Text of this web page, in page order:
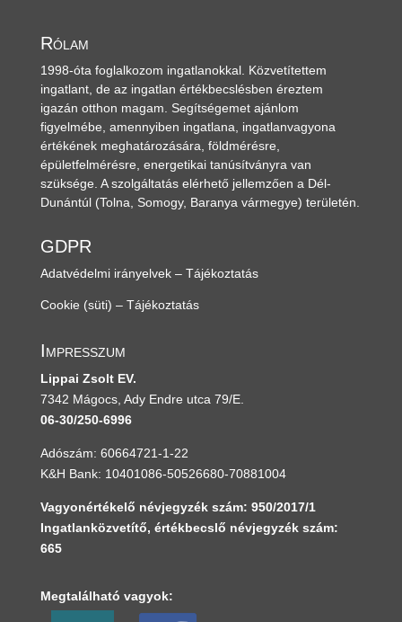
Rólam
1998-óta foglalkozom ingatlanokkal. Közvetítettem
ingatlant, de az ingatlan értékbecslésben éreztem
igazán otthon magam. Segítségemet ajánlom
figyelmébe, amennyiben ingatlana, ingatlanvagyona
értékének meghatározására, földmérésre,
épületfelmérésre, energetikai tanúsítványra van
szüksége. A szolgáltatás elérhető jellemzően a Dél-
Dunántúl (Tolna, Somogy, Baranya vármegye) területén.
GDPR
Adatvédelmi irányelvek – Tájékoztatás
Cookie (süti) – Tájékoztatás
Impresszum
Lippai Zsolt EV.
7342 Mágocs, Ady Endre utca 79/E.
06-30/250-6996
Adószám: 60664721-1-22
K&H Bank: 10401086-50526680-70881004
Vagyonértékelő névjegyzék szám: 950/2017/1
Ingatlanközvetítő, értékbecslő névjegyzék szám:
665
Megtalálható vagyok: